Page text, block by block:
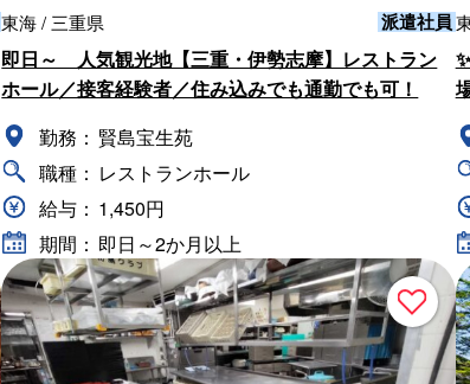
東海 / 三重県 派遣社員
即日～ 人気観光地【三重・伊勢志摩】レストラン
ホール／接客経験者／住み込みでも通勤でも可！
勤務： 賢島宝生苑
職種： レストランホール
給与： 1,450円
期間： 即日～2か月以上